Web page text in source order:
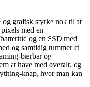
og grafisk styrke nok til at
med en
og en SSD med
og samtidig rummer et
bærbar og
at have med overalt, og
knap, hvor man kan